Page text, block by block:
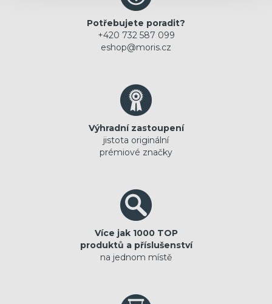
Potřebujete poradit?
+420 732 587 099
eshop@moris.cz
Výhradní zastoupení
jistota originální
prémiové značky
Více jak 1000 TOP
produktů a příslušenství
na jednom místě